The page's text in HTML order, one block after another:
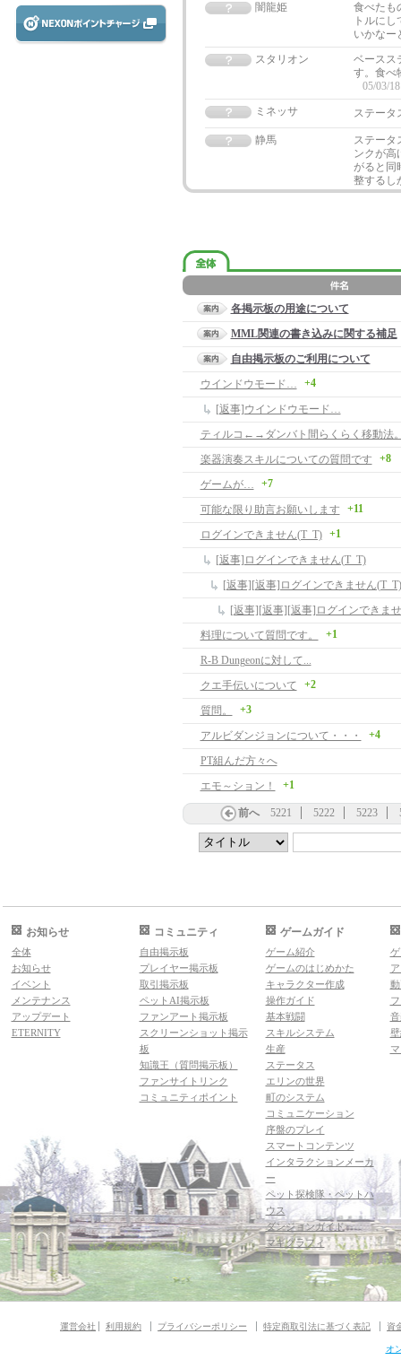
闇龍姫
食べたも
トルに
いかなー
スタリオン
ベースス
す。食べ
05/03/
ミネッサ
ステータ
静馬
ステータ
ンクが高
がると同
整するし
各掲示板の用途について
MML関連の書き込みに関する補足
自由掲示板のご利用について
ウインドウモード…
+4
[返事]ウインドウモード…
ティルコ←→ダンバト間らくらく移動法
楽器演奏スキルについての質問です
+8
ゲームが… +7
可能な限り助言お願いします +11
ログインできません(T_T) +1
[返事]ログインできません(T_T)
[返事][返事]ログインできません(T_T)
[返事][返事][返事]ログインできま
料理について質問です。
+1
R-B Dungeonに対して...
クエ手伝いについて
+2
質問。 +3
アルビダンジョンについて・・・ +4
PT組んだ方々へ
エモ～ション！
+1
前へ 5221 5222 5223
お知らせ
全体
お知らせ
イベント
メンテナンス
アップデート
ETERNITY
コミュニティ
自由掲示板
プレイヤー掲示板
取引掲示板
ペットAI掲示板
ファンアート掲示板
スクリーンショット掲示
板
知識王（質問掲示板）
ファンサイトリンク
コミュニティポイント
ゲームガイド
ゲーム紹介
ゲームのはじめかた
キャラクター作成
操作ガイド
基本戦闘
スキルシステム
生産
ステータス
エリンの世界
町のシステム
コミュニケーション
序盤のプレイ
スマートコンテンツ
インタラクションメーカ
ー
ペット探検隊・ペットハ
ウス
ダンジョンガイド
マギグラフィ
運営会社 利用規約 プライバシーポリシー 特定商取引法に基づく表記 資
オ